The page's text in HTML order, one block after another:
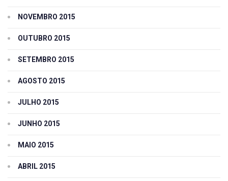
NOVEMBRO 2015
OUTUBRO 2015
SETEMBRO 2015
AGOSTO 2015
JULHO 2015
JUNHO 2015
MAIO 2015
ABRIL 2015